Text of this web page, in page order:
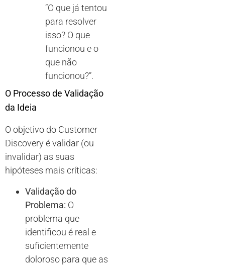
“O que já tentou
para resolver
isso? O que
funcionou e o
que não
funcionou?”.
O Processo de Validação
da Ideia
O objetivo do Customer
Discovery é validar (ou
invalidar) as suas
hipóteses mais críticas:
Validação do
Problema: O
problema que
identificou é real e
suficientemente
doloroso para que as